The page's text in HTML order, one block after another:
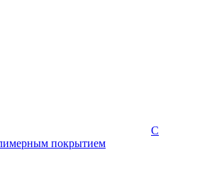
С
покрытием